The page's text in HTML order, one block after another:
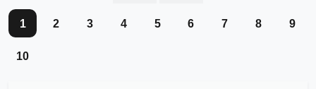
1 2 3 4 5 6 7 8 9
10